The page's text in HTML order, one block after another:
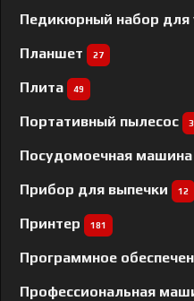
Педикюрный набор
Планшет 27
Плита 49
Портативный пылесос 3
Посудомоечная
Прибор для выпечки 12
Принтер 181
Программное
Профессиональная